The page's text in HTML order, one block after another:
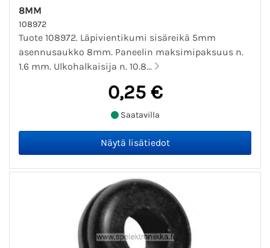
8MM
108972
Tuote 108972. Läpivientikumi sisäreikä 5mm
asennusaukko 8mm. Paneelin maksimipaksuus n.
1.6 mm. Ulkohalkaisija n. 10.8...
0,25 €
Saatavilla